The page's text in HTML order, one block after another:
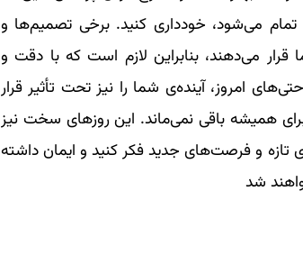
می‌شود، خودداری کنید. برخی تصمیم‌ها و
می‌دهند، بنابراین لازم است که با دقت و
امروز، آینده‌ی شما را نیز تحت تأثیر قرار
همیشه باقی نمی‌ماند. این روزهای سخت نیز
تازه و فرصت‌های جدید فکر کنید و ایمان داشته
شد